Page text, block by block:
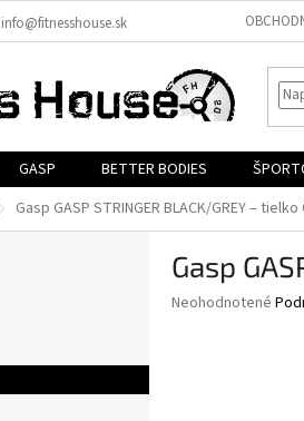
info@fitnesshouse.sk
GASP BETTER BODIES
Gasp GASP STRINGER BLACK/GREY –
Gasp
Priemerné
Neohodnotené